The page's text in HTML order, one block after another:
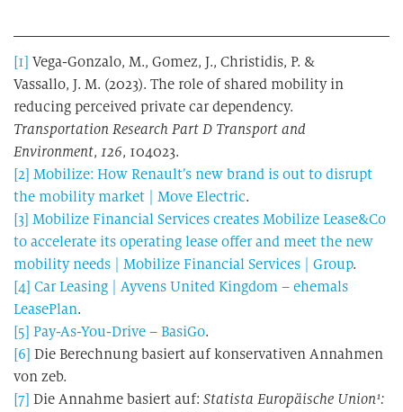
[1] Vega-Gonzalo, M., Gomez, J., Christidis, P. &
Vassallo, J. M. (2023). The role of shared mobility in
reducing perceived private car dependency.
Transportation Research Part D Transport and
Environment, 126, 104023.
[2] Mobilize: How Renault’s new brand is out to disrupt
the mobility market | Move Electric.
[3] Mobilize Financial Services creates Mobilize Lease&Co
to accelerate its operating lease offer and meet the new
mobility needs | Mobilize Financial Services | Group.
[4] Car Leasing | Ayvens United Kingdom – ehemals
LeasePlan.
[5] Pay-As-You-Drive – BasiGo.
[6] Die Berechnung basiert auf konservativen Annahmen
von zeb.
[7] Die Annahme basiert auf: Statista Europäische Union¹: